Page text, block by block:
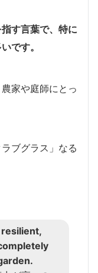
す言葉で、特に
です。
家や庭師にとっ
ブグラス」なる